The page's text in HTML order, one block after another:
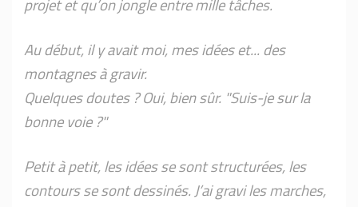
projet et qu’on jongle entre mille tâches.
Au début, il y avait moi, mes idées et... des
montagnes à gravir.
Quelques doutes ? Oui, bien sûr. "Suis-je sur la
bonne voie ?"
Petit à petit, les idées se sont structurées, les
contours se sont dessinés. J’ai gravi les marches,